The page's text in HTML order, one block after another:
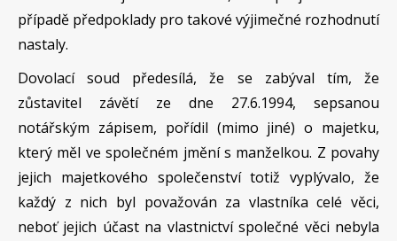
případě předpoklady pro takové výjimečné rozhodnutí
nastaly.
Dovolací soud předesílá, že se zabýval tím, že
zůstavitel závětí ze dne 27.6.1994, sepsanou
notářským zápisem, pořídil (mimo jiné) o majetku,
který měl ve společném jmění s manželkou. Z povahy
jejich majetkového společenství totiž vyplývalo, že
každý z nich byl považován za vlastníka celé věci,
neboť jejich účast na vlastnictví společné věci nebyla